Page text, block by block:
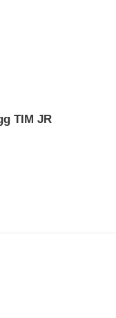
TIM JR